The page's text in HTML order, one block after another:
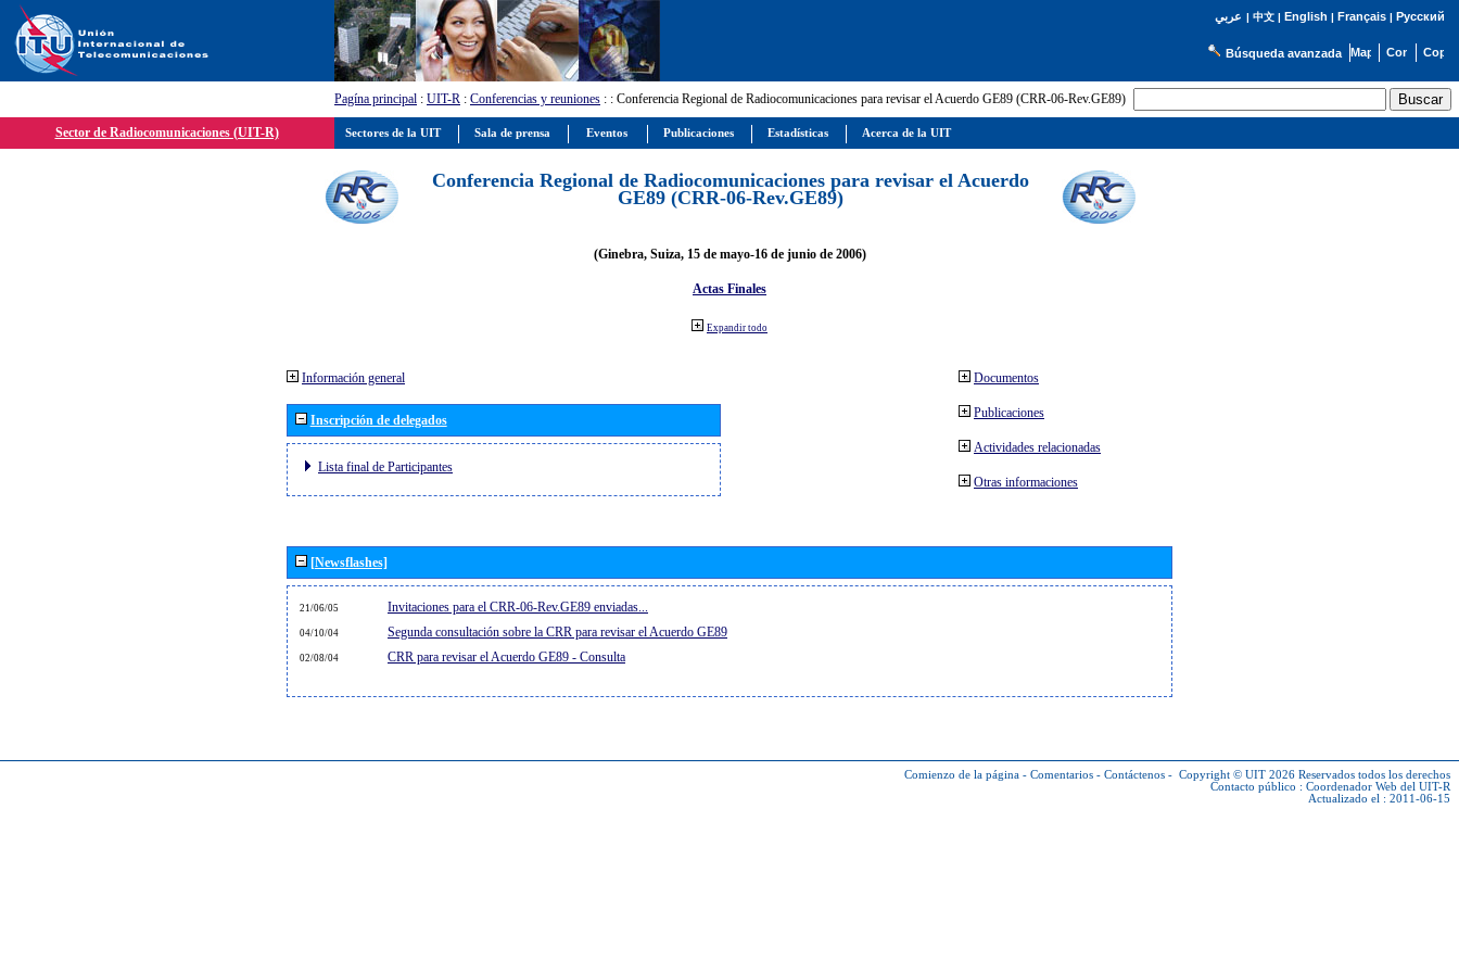
عربي | 中文| English | Français| Русский
Búsqueda avanzada
Pagína principal : UIT-R : Conferencias y reuniones : : Conferencia Regional de Radiocomunicaciones para revisar el Acuerdo GE89 (CRR-06-Rev.GE89)
Sector de Radiocomunicaciones (UIT-R)
Conferencia Regional de Radiocomunicaciones para revisar el Acuerdo
GE89 (CRR-06-Rev.GE89)
(Ginebra, Suiza, 15 de mayo-16 de junio de 2006)
Actas Finales
Expandir todo
Información general
Inscripción de delegados
Lista final de Participantes
Documentos
Publicaciones
Actividades relacionadas
Otras informaciones
[Newsflashes]
21/06/05 Invitaciones para el CRR-06-Rev.GE89 enviadas...
04/10/04 Segunda consultación sobre la CRR para revisar el Acuerdo GE89
02/08/04 CRR para revisar el Acuerdo GE89 - Consulta
Comienzo de la página - Comentarios - Contáctenos - Copyright © UIT 2026 Reservados todos los derechos
Contacto público : Coordenador Web del UIT-R
Actualizado el : 2011-06-15
Sectores de la UIT Sala de prensa Eventos Publicaciones Estadísticas Acerca de la UIT